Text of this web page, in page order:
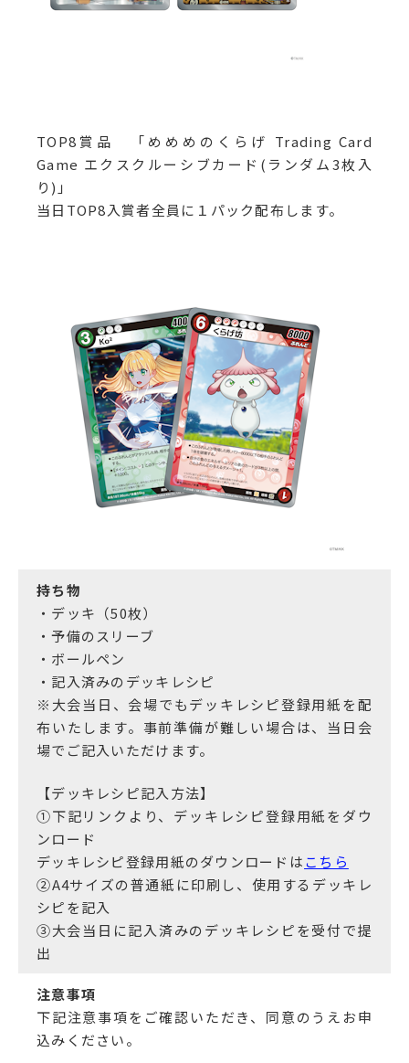
TOP8賞品 「めめめのくらげ Trading Card
Game エクスクルーシブカード(ランダム3枚入
り)」
当日TOP8入賞者全員に１パック配布します。
持ち物
・デッキ（50枚）
・予備のスリーブ
・ボールペン
・記入済みのデッキレシピ
※大会当日、会場でもデッキレシピ登録用紙を配
布いたします。事前準備が難しい場合は、当日会
場でご記入いただけます。
【デッキレシピ記入方法】
①下記リンクより、デッキレシピ登録用紙をダウ
ンロード
デッキレシピ登録用紙のダウンロードはこちら
②A4サイズの普通紙に印刷し、使用するデッキレ
シピを記入
③大会当日に記入済みのデッキレシピを受付で提
出
注意事項
下記注意事項をご確認いただき、同意のうえお申
込みください。